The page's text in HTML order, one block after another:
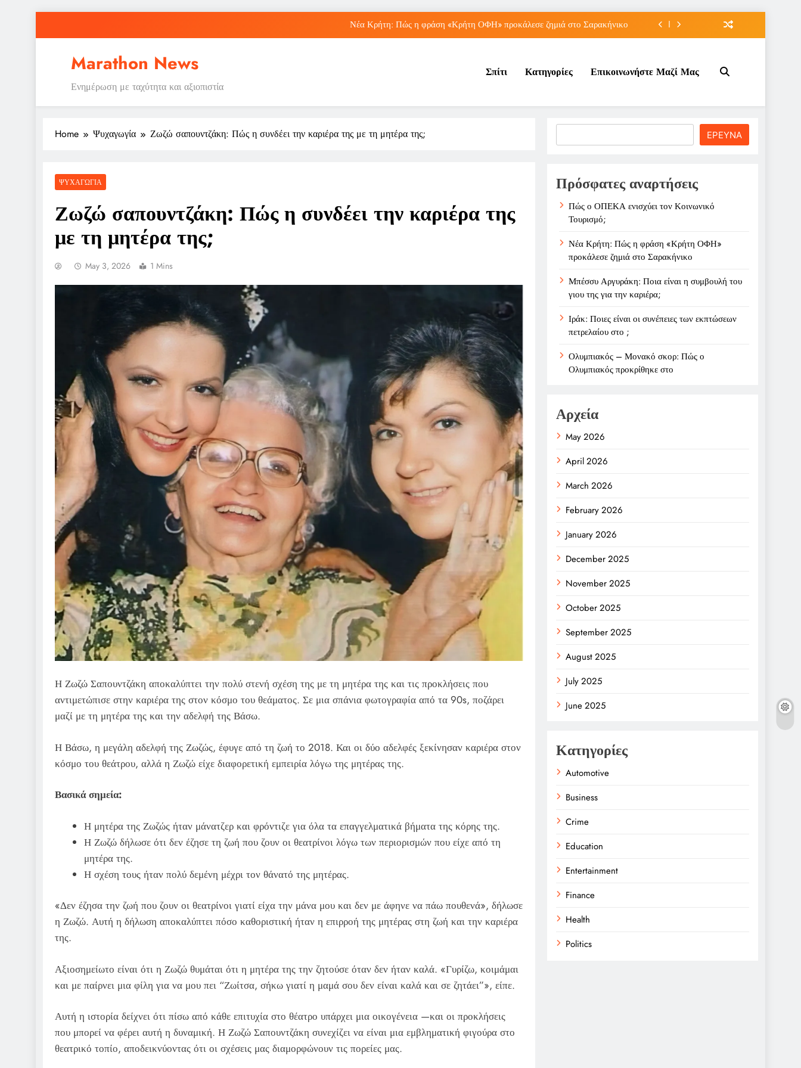
Νέα Κρήτη: Πώς η φράση «Κρήτη ΟΦΗ» προκάλεσε ζημιά στο Σαρακήνικο
Ιράκ: Ποιες είναι οι συνέπειες των εκπτώσεων πετρελαίου στο ;
Νέα Κρήτη: Πώς η φράση «Κρήτη ΟΦΗ» προκάλεσε ζημιά στο Σαρακήνικο
Μπέσσυ Αργυράκη: Ποια είναι η συμβουλή του γιου της για την καριέρα;
Marathon News
Ενημέρωση με ταχύτητα και αξιοπιστία
Σπίτι Κατηγορίες Επικοινωνήστε Μαζί Μας
Home Ψυχαγωγία Ζωζώ σαπουντζάκη: Πώς η συνδέει την καριέρα της με τη μητέρα της;
ΨΥΧΑΓΩΓΊΑ
Ζωζώ σαπουντζάκη: Πώς η συνδέει την καριέρα της
με τη μητέρα της;
May 3, 2026 1 Mins
Η Ζωζώ Σαπουντζάκη αποκαλύπτει την πολύ στενή σχέση της με τη μητέρα της και τις προκλήσεις που
αντιμετώπισε στην καριέρα της στον κόσμο του θεάματος. Σε μια σπάνια φωτογραφία από τα 90s, ποζάρει
μαζί με τη μητέρα της και την αδελφή της Βάσω.
Η Βάσω, η μεγάλη αδελφή της Ζωζώς, έφυγε από τη ζωή το 2018. Και οι δύο αδελφές ξεκίνησαν καριέρα στον
κόσμο του θεάτρου, αλλά η Ζωζώ είχε διαφορετική εμπειρία λόγω της μητέρας της.
Βασικά σημεία:
Η μητέρα της Ζωζώς ήταν μάνατζερ και φρόντιζε για όλα τα επαγγελματικά βήματα της κόρης της.
Η Ζωζώ δήλωσε ότι δεν έζησε τη ζωή που ζουν οι θεατρίνοι λόγω των περιορισμών που είχε από τη
μητέρα της.
Η σχέση τους ήταν πολύ δεμένη μέχρι τον θάνατό της μητέρας.
«Δεν έζησα την ζωή που ζουν οι θεατρίνοι γιατί είχα την μάνα μου και δεν με άφηνε να πάω πουθενά», δήλωσε
η Ζωζώ. Αυτή η δήλωση αποκαλύπτει πόσο καθοριστική ήταν η επιρροή της μητέρας στη ζωή και την καριέρα
της.
Αξιοσημείωτο είναι ότι η Ζωζώ θυμάται ότι η μητέρα της την ζητούσε όταν δεν ήταν καλά. «Γυρίζω, κοιμάμαι
και με παίρνει μια φίλη για να μου πει “Ζωίτσα, σήκω γιατί η μαμά σου δεν είναι καλά και σε ζητάει”», είπε.
Αυτή η ιστορία δείχνει ότι πίσω από κάθε επιτυχία στο θέατρο υπάρχει μια οικογένεια —και οι προκλήσεις
που μπορεί να φέρει αυτή η δυναμική. Η Ζωζώ Σαπουντζάκη συνεχίζει να είναι μια εμβληματική φιγούρα στο
θεατρικό τοπίο, αποδεικνύοντας ότι οι σχέσεις μας διαμορφώνουν τις πορείες μας.
ΕΡΕΥΝΑ
Πρόσφατες αναρτήσεις
Πώς ο ΟΠΕΚΑ ενισχύει τον Κοινωνικό
Τουρισμό;
Νέα Κρήτη: Πώς η φράση «Κρήτη ΟΦΗ»
προκάλεσε ζημιά στο Σαρακήνικο
Μπέσσυ Αργυράκη: Ποια είναι η συμβουλή του
γιου της για την καριέρα;
Ιράκ: Ποιες είναι οι συνέπειες των εκπτώσεων
πετρελαίου στο ;
Ολυμπιακός – Μονακό σκορ: Πώς ο
Ολυμπιακός προκρίθηκε στο
Αρχεία
May 2026
April 2026
March 2026
February 2026
January 2026
December 2025
November 2025
October 2025
September 2025
August 2025
July 2025
June 2025
Κατηγορίες
Automotive
Business
Crime
Education
Entertainment
Finance
Health
Politics